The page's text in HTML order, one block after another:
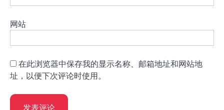
网站
在此浏览器中保存我的显示名称、邮箱地址和网站地
址，以便下次评论时使用。